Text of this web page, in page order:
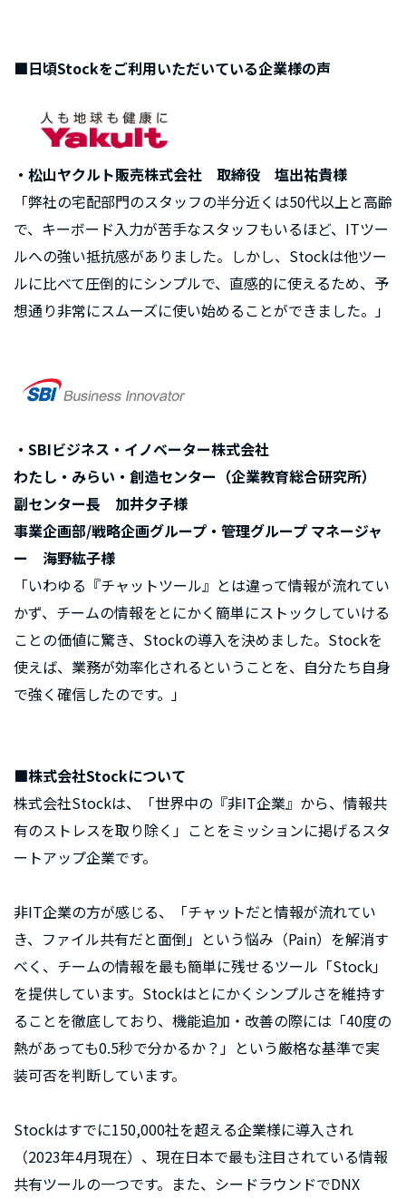
■日頃Stockをご利用いただいている企業様の声
・松山ヤクルト販売株式会社 取締役 塩出祐貴様
「弊社の宅配部門のスタッフの半分近くは50代以上と高齢
で、キーボード入力が苦手なスタッフもいるほど、ITツー
ルへの強い抵抗感がありました。しかし、Stockは他ツー
ルに比べて圧倒的にシンプルで、直感的に使えるため、予
想通り非常にスムーズに使い始めることができました。」
・SBIビジネス・イノベーター株式会社
わたし・みらい・創造センター（企業教育総合研究所）
副センター長 加井夕子様
事業企画部/戦略企画グループ・管理グループ マネージャ
ー 海野紘子様
「いわゆる『チャットツール』とは違って情報が流れてい
かず、チームの情報をとにかく簡単にストックしていける
ことの価値に驚き、Stockの導入を決めました。Stockを
使えば、業務が効率化されるということを、自分たち自身
で強く確信したのです。」
■株式会社Stockについて
株式会社Stockは、「世界中の『非IT企業』から、情報共
有のストレスを取り除く」ことをミッションに掲げるスタ
ートアップ企業です。
非IT企業の方が感じる、「チャットだと情報が流れてい
き、ファイル共有だと面倒」という悩み（Pain）を解消す
べく、チームの情報を最も簡単に残せるツール「Stock」
を提供しています。Stockはとにかくシンプルさを維持す
ることを徹底しており、機能追加・改善の際には「40度の
熱があっても0.5秒で分かるか？」という厳格な基準で実
装可否を判断しています。
Stockはすでに150,000社を超える企業様に導入され
（2023年4月現在）、現在日本で最も注目されている情報
共有ツールの一つです。また、シードラウンドでDNX